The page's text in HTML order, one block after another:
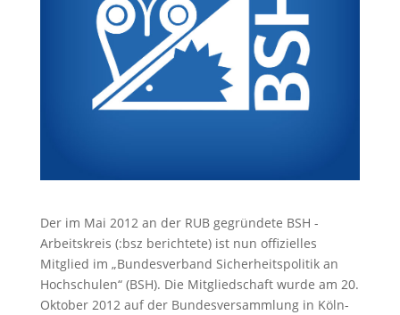
Der im Mai 2012 an der RUB gegründete BSH -
Arbeitskreis (:bsz berichtete) ist nun offizielles
Mitglied im „Bundesverband Sicherheitspolitik an
Hochschulen“ (BSH). Die Mitgliedschaft wurde am 20.
Oktober 2012 auf der Bundesversammlung in Köln-